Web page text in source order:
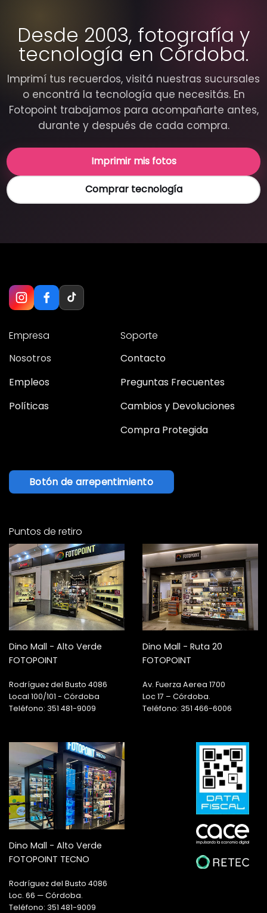
Desde 2003, fotografía y
tecnología en Córdoba.
Imprimí tus recuerdos, visitá nuestras sucursales
o encontrá la tecnología que necesitás. En
Fotopoint trabajamos para acompañarte antes,
durante y después de cada compra.
Imprimir mis fotos
Comprar tecnología
Empresa
Nosotros
Empleos
Políticas
Soporte
Contacto
Preguntas Frecuentes
Cambios y Devoluciones
Compra Protegida
Botón de arrepentimiento
Puntos de retiro
Dino Mall - Alto Verde
FOTOPOINT
Rodríguez del Busto 4086
Local 100/101 - Córdoba
Teléfono: 351 481-9009
Dino Mall - Ruta 20
FOTOPOINT
Av. Fuerza Aerea 1700
Loc 17 – Córdoba.
Teléfono: 351 466-6006
Dino Mall - Alto Verde
FOTOPOINT TECNO
Rodríguez del Busto 4086
Loc. 66 — Córdoba.
Teléfono: 351 481-9009